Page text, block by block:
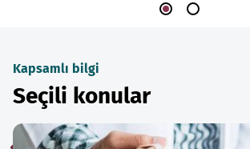
Kapsamlı bilgi
Seçili konular